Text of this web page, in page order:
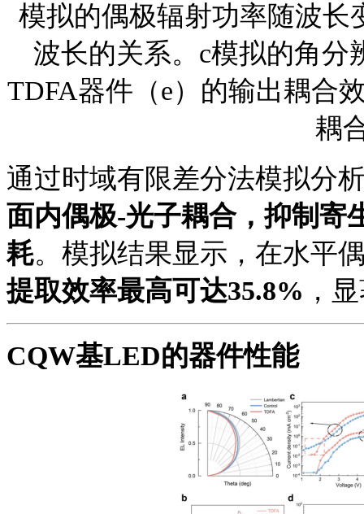
模拟的偶极辐射功率随波长
波长的关系。c模拟的角分
TDFA器件（e）的输出耦合
耦
通过时域有限差分法模拟分
面内偶极-光子耦合，抑制寄
耗。模拟结果显示，在水平
提取效率最高可达35.8% ，
CQW基LED的器件性能